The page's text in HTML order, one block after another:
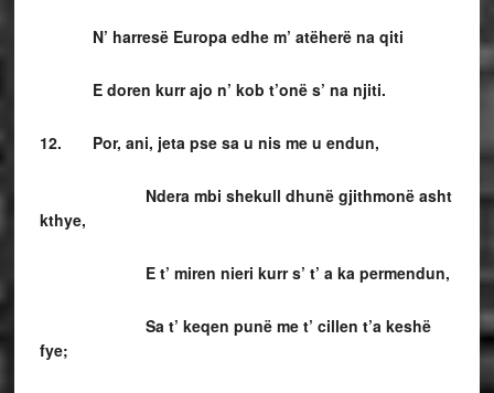
N’ harresë Europa edhe m’ atëherë na qiti
E doren kurr ajo n’ kob t’onë s’ na njiti.
12. Por, ani, jeta pse sa u nis me u endun,
Ndera mbi shekull dhunë gjithmonë asht
kthye,
E t’ miren nieri kurr s’ t’ a ka permendun,
Sa t’ keqen punë me t’ cillen t’a keshë
fye;